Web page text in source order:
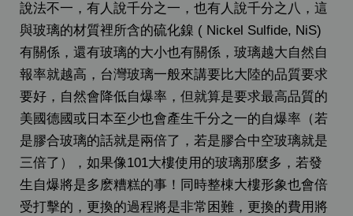
說法不一，有人說千分之一，也有人說千分之八，這
與玻璃的材質裡所含的硫化鎳 ( Nickel Sulfide, NiS)
有關係，還有玻璃的大小也有關係，玻璃越大自然自
報率就越高，台灣玻璃一般來講要比大陸的品質要求
要好，自然會降低自爆率，但就算是要求最高品質的
美國德國或日本至少也會產生千分之一的自爆率（若
是膠合玻璃的話就是兩倍了，若是膠合中空玻璃就是
三倍了），如果像101大樓使用的玻璃那麼多，若發
生自爆將是多麽糟糕的事！同時整棟大樓形象也會倍
受打擊的，更換的過程將是非常困難，更換的費用將